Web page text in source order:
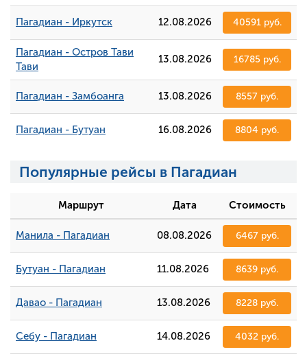
Пагадиан - Иркутск 12.08.2026 40591 руб.
Пагадиан - Остров Тави
Тави
13.08.2026 16785 руб.
Пагадиан - Замбоанга 13.08.2026 8557 руб.
Пагадиан - Бутуан 16.08.2026 8804 руб.
Популярные рейсы в Пагадиан
Маршрут Дата Стоимость
Манила - Пагадиан 08.08.2026 6467 руб.
Бутуан - Пагадиан 11.08.2026 8639 руб.
Давао - Пагадиан 13.08.2026 8228 руб.
Себу - Пагадиан 14.08.2026 4032 руб.